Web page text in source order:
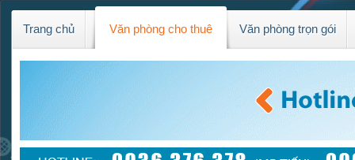
Trang chủ Văn phòng cho thuê Văn phòng trọn gói